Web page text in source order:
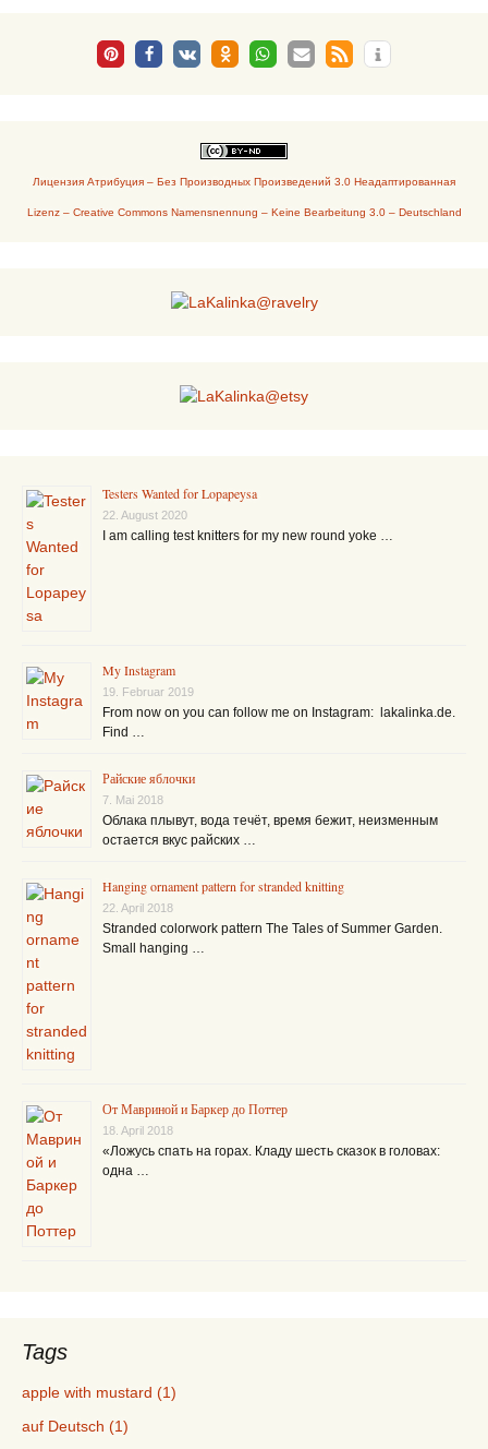
Лицензия Атрибуция – Без Производных Произведений 3.0 Неадаптированная
Lizenz – Creative Commons Namensnennung – Keine Bearbeitung 3.0 – Deutschland
Testers Wanted for Lopapeysa
22. August 2020
I am calling test knitters for my new round yoke …
My Instagram
19. Februar 2019
From now on you can follow me on Instagram: lakalinka.de.
Find …
Райские яблочки
7. Mai 2018
Облака плывут, вода течёт, время бежит, неизменным
остается вкус райских …
Hanging ornament pattern for stranded knitting
22. April 2018
Stranded colorwork pattern The Tales of Summer Garden.
Small hanging …
От Мавриной и Баркер до Поттер
18. April 2018
«Ложусь спать на горах. Кладу шесть сказок в головах:
одна …
Tags
apple with mustard (1)
auf Deutsch (1)